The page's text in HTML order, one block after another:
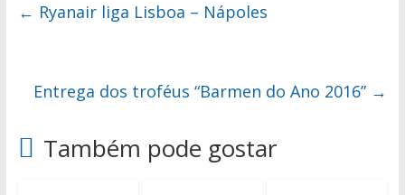
← Ryanair liga Lisboa – Nápoles
Entrega dos troféus “Barmen do Ano 2016” →
Também pode gostar